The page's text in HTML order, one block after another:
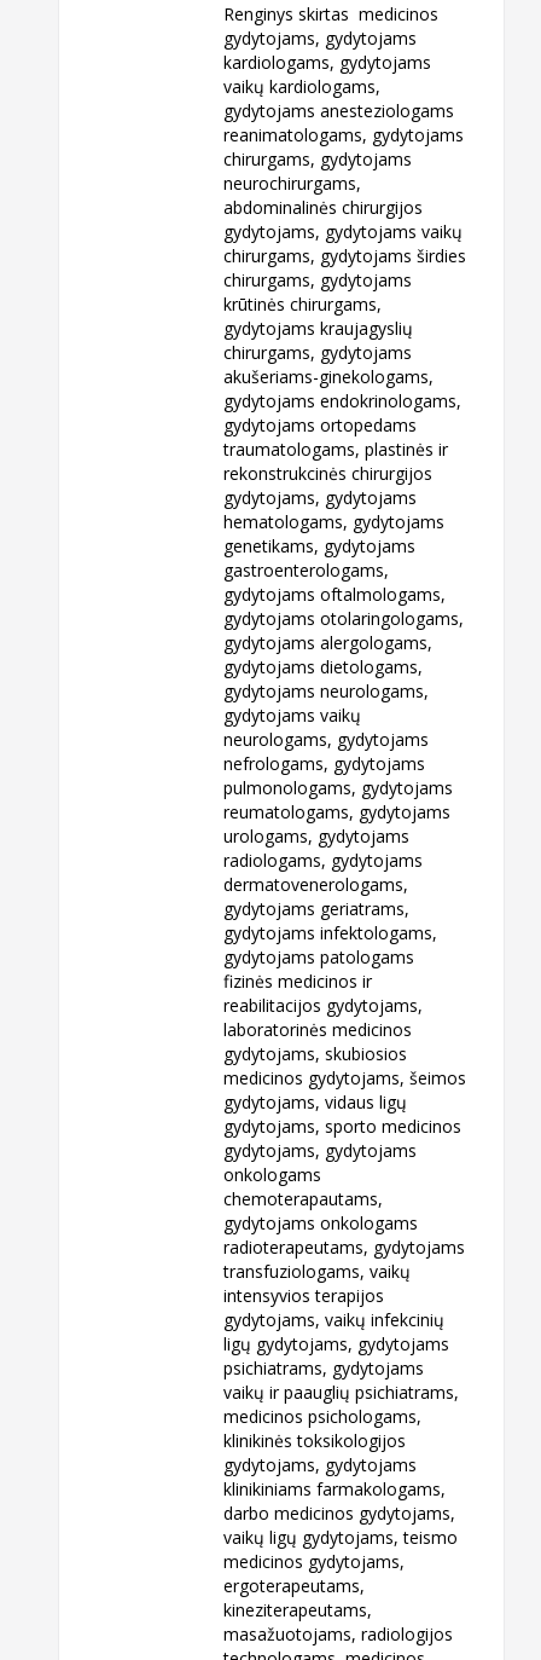
Renginys skirtas medicinos
gydytojams, gydytojams
kardiologams, gydytojams
vaikų kardiologams,
gydytojams anesteziologams
reanimatologams, gydytojams
chirurgams, gydytojams
neurochirurgams,
abdominalinės chirurgijos
gydytojams, gydytojams vaikų
chirurgams, gydytojams širdies
chirurgams, gydytojams
krūtinės chirurgams,
gydytojams kraujagyslių
chirurgams, gydytojams
akušeriams-ginekologams,
gydytojams endokrinologams,
gydytojams ortopedams
traumatologams, plastinės ir
rekonstrukcinės chirurgijos
gydytojams, gydytojams
hematologams, gydytojams
genetikams, gydytojams
gastroenterologams,
gydytojams oftalmologams,
gydytojams otolaringologams,
gydytojams alergologams,
gydytojams dietologams,
gydytojams neurologams,
gydytojams vaikų
neurologams, gydytojams
nefrologams, gydytojams
pulmonologams, gydytojams
reumatologams, gydytojams
urologams, gydytojams
radiologams, gydytojams
dermatovenerologams,
gydytojams geriatrams,
gydytojams infektologams,
gydytojams patologams
fizinės medicinos ir
reabilitacijos gydytojams,
laboratorinės medicinos
gydytojams, skubiosios
medicinos gydytojams, šeimos
gydytojams, vidaus ligų
gydytojams, sporto medicinos
gydytojams, gydytojams
onkologams
chemoterapautams,
gydytojams onkologams
radioterapeutams, gydytojams
transfuziologams, vaikų
intensyvios terapijos
gydytojams, vaikų infekcinių
ligų gydytojams, gydytojams
psichiatrams, gydytojams
vaikų ir paauglių psichiatrams,
medicinos psichologams,
klinikinės toksikologijos
gydytojams, gydytojams
klinikiniams farmakologams,
darbo medicinos gydytojams,
vaikų ligų gydytojams, teismo
medicinos gydytojams,
ergoterapeutams,
kineziterapeutams,
masažuotojams, radiologijos